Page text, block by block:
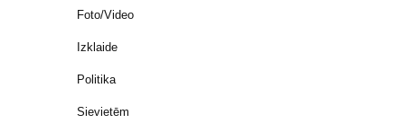
Foto/Video
Izklaide
Politika
Sievietēm